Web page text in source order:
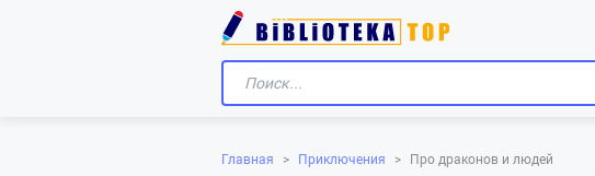
Главная > Приключения > Про драконов и людей